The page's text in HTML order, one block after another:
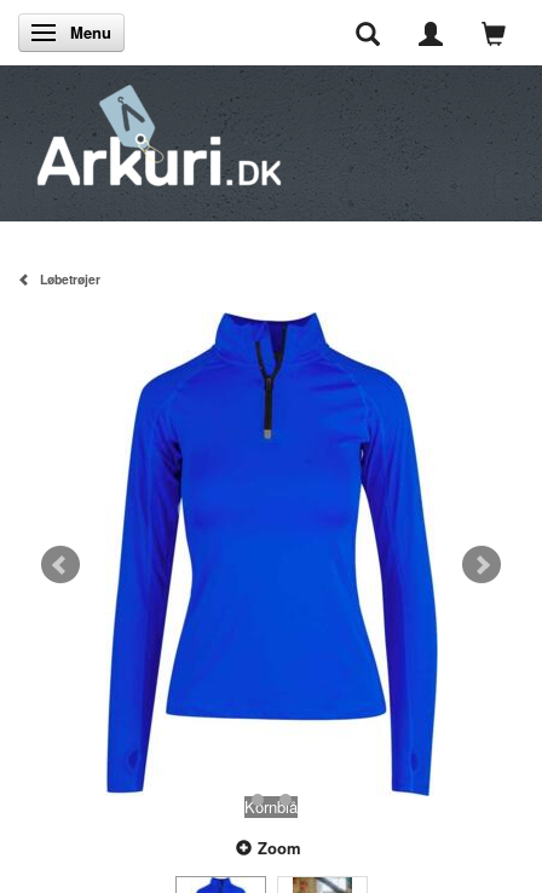
Skifte navigation
Menu
Løbetrøjer
Kornblå
Zoom